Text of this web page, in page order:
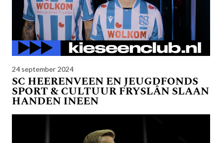
24 september 2024
SC HEERENVEEN EN JEUGDFONDS
SPORT & CULTUUR FRYSLÂN SLAAN
HANDEN INEEN